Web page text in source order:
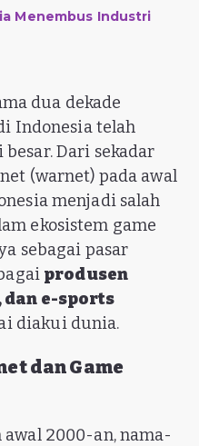
Menembus Industri
dua dekade
Indonesia telah
Dari sekadar
(warnet) pada awal
menjadi salah
ekosistem game
sebagai pasar
produsen
e-sports
diakui dunia.
dan Game
2000-an, nama-